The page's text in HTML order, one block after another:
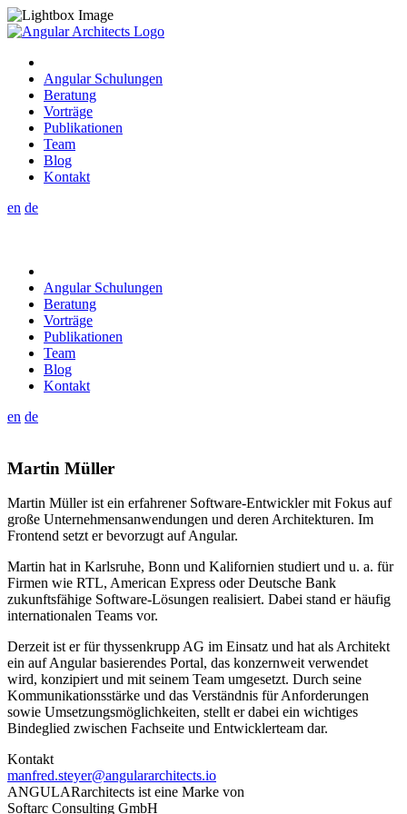
Angular Schulungen
Beratung
Vorträge
Publikationen
Team
Blog
Kontakt
en de
Angular Schulungen
Beratung
Vorträge
Publikationen
Team
Blog
Kontakt
en de
Martin Müller
Martin Müller ist ein erfahrener Software-Entwickler mit Fokus auf
große Unternehmensanwendungen und deren Architekturen. Im
Frontend setzt er bevorzugt auf Angular.
Martin hat in Karlsruhe, Bonn und Kalifornien studiert und u. a. für
Firmen wie RTL, American Express oder Deutsche Bank
zukunftsfähige Software-Lösungen realisiert. Dabei stand er häufig
internationalen Teams vor.
Derzeit ist er für thyssenkrupp AG im Einsatz und hat als Architekt
ein auf Angular basierendes Portal, das konzernweit verwendet
wird, konzipiert und mit seinem Team umgesetzt. Durch seine
Kommunikationsstärke und das Verständnis für Anforderungen
sowie Umsetzungsmöglichkeiten, stellt er dabei ein wichtiges
Bindeglied zwischen Fachseite und Entwicklerteam dar.
Kontakt
manfred.steyer@angulararchitects.io
ANGULARarchitects ist eine Marke von
Softarc Consulting GmbH